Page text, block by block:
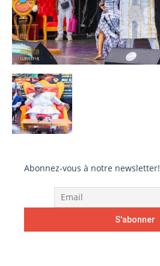
Abonnez-vous à notre newsletter!